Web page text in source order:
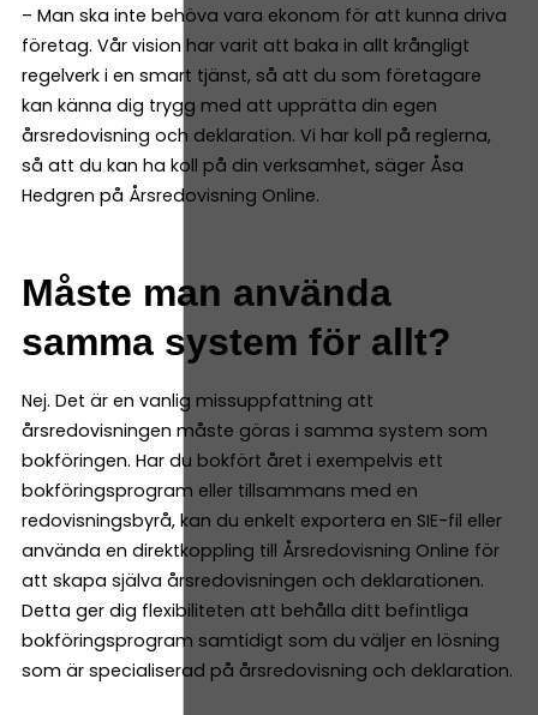
– Man ska inte behöva vara ekonom för att kunna driva
företag. Vår vision har varit att baka in allt krångligt
regelverk i en smart tjänst, så att du som företagare
kan känna dig trygg med att upprätta din egen
årsredovisning och deklaration. Vi har koll på reglerna,
så att du kan ha koll på din verksamhet, säger Åsa
Hedgren på Årsredovisning Online.
Måste man använda
samma system för allt?
Nej. Det är en vanlig missuppfattning att
årsredovisningen måste göras i samma system som
bokföringen. Har du bokfört året i exempelvis ett
bokföringsprogram eller tillsammans med en
redovisningsbyrå, kan du enkelt exportera en SIE-fil eller
använda en direktkoppling till Årsredovisning Online för
att skapa själva årsredovisningen och deklarationen.
Detta ger dig flexibiliteten att behålla ditt befintliga
bokföringsprogram samtidigt som du väljer en lösning
som är specialiserad på årsredovisning och deklaration.